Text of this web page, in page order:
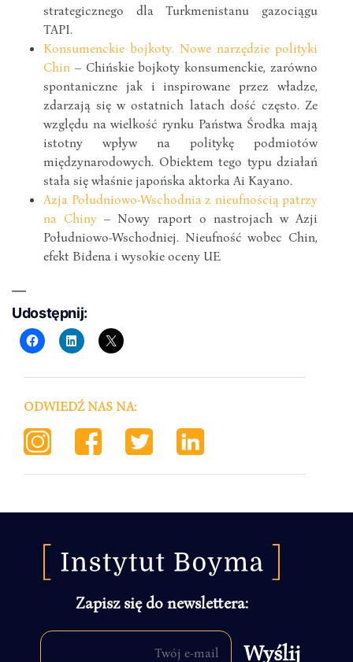
strategicznego dla Turkmenistanu gazociągu
TAPI.
Konsumenckie bojkoty. Nowe narzędzie polityki
Chin – Chińskie bojkoty konsumenckie, zarówno
spontaniczne jak i inspirowane przez władze,
zdarzają się w ostatnich latach dość często. Ze
względu na wielkość rynku Państwa Środka mają
istotny wpływ na politykę podmiotów
międzynarodowych. Obiektem tego typu działań
stała się właśnie japońska aktorka Ai Kayano.
Azja Południowo-Wschodnia z nieufnością patrzy
na Chiny – Nowy raport o nastrojach w Azji
Południowo-Wschodniej. Nieufność wobec Chin,
efekt Bidena i wysokie oceny UE
Udostępnij:
ODWIEDŹ NAS NA:
Zapisz się do newslettera: